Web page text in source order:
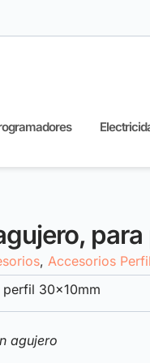
, Accesorios
30x10mm
agujero